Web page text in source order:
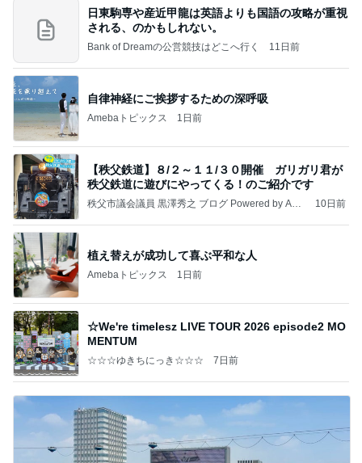
日東駒専や産近甲龍は英語よりも国語の攻略が重視
される、のかもしれない。
Bank of Dreamの公営競技はどこへ行く 11日前
自律神経にご挨拶するための深呼吸
Amebaトピックス 1日前
【秩父鉄道】８/２～１１/３０開催 ガリガリ君が
秩父鉄道に遊びにやってくる！のご紹介です
秩父市議会議員 黒澤秀之 ブログ Powered by Ame
10日前
植え替えが成功して喜ぶ平和な人
Amebaトピックス 1日前
☆We're timelesz LIVE TOUR 2026 episode2 MO
MENTUM
☆☆☆ゆきちにっき☆☆☆ 7日前